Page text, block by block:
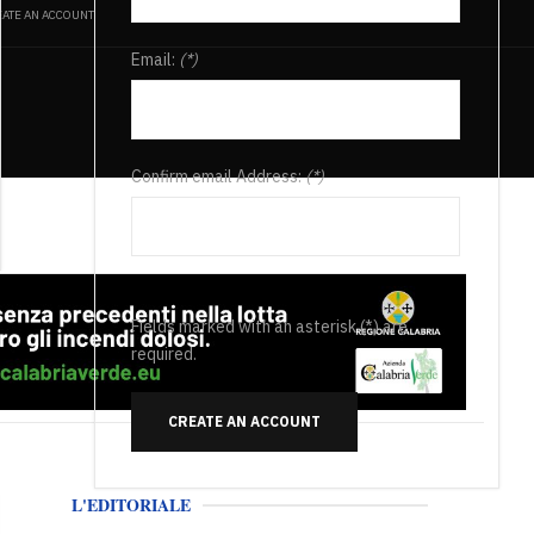
AN ACCOUNT
Email: (*)
Confirm email Address:(*)
Fields marked with an asterisk (*) are
required.
CREATE AN ACCOUNT
L'EDITORIALE